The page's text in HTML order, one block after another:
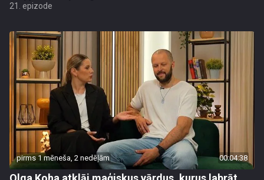
21. epizode
pirms 1 mēneša, 2 nedēļām 00:04:38